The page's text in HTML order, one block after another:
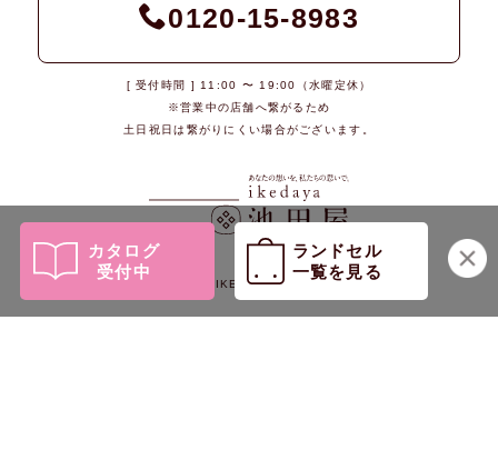
カタログ
受付中
ランドセル
一覧を見る
0120-15-8983
[ 受付時間 ] 11:00 〜 19:00（水曜定休）
※営業中の店舗へ繋がるため
土日祝日は繋がりにくい場合がございます。
© 2026 IKEDAYA Co., Ltd.